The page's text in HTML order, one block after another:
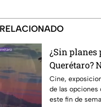
¿Sin planes
Querétaro?
actividades
Cine,
de las opciones
este fin de